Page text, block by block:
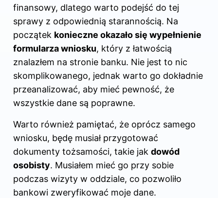
finansowy, dlatego warto podejść do tej
sprawy z odpowiednią starannością. Na
początek konieczne okazało się wypełnienie
formularza wniosku, który z łatwością
znalazłem na stronie banku. Nie jest to nic
skomplikowanego, jednak warto go dokładnie
przeanalizować, aby mieć pewność, że
wszystkie dane są poprawne.
Warto również pamiętać, że oprócz samego
wniosku, będę musiał przygotować
dokumenty tożsamości, takie jak dowód
osobisty. Musiałem mieć go przy sobie
podczas wizyty w oddziale, co pozwoliło
bankowi zweryfikować moje dane.